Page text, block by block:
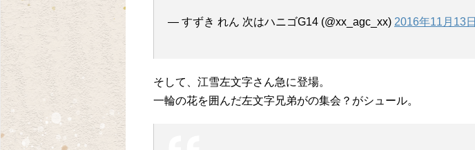
— すずき れん 次はハニゴG14 (@xx_agc_xx) 2016年11月13日
そして、江雪左文字さん急に登場。
一輪の花を囲んだ左文字兄弟がの集会？がシュール。